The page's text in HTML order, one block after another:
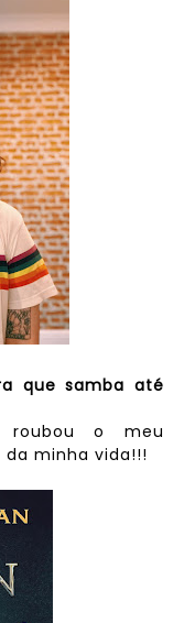
que samba até
roubou o meu
minha vida!!!